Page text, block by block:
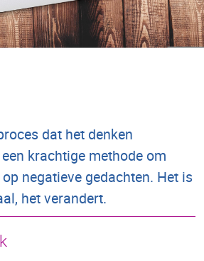
dat het denken
krachtige methode om
negatieve gedachten. Het is
het verandert.